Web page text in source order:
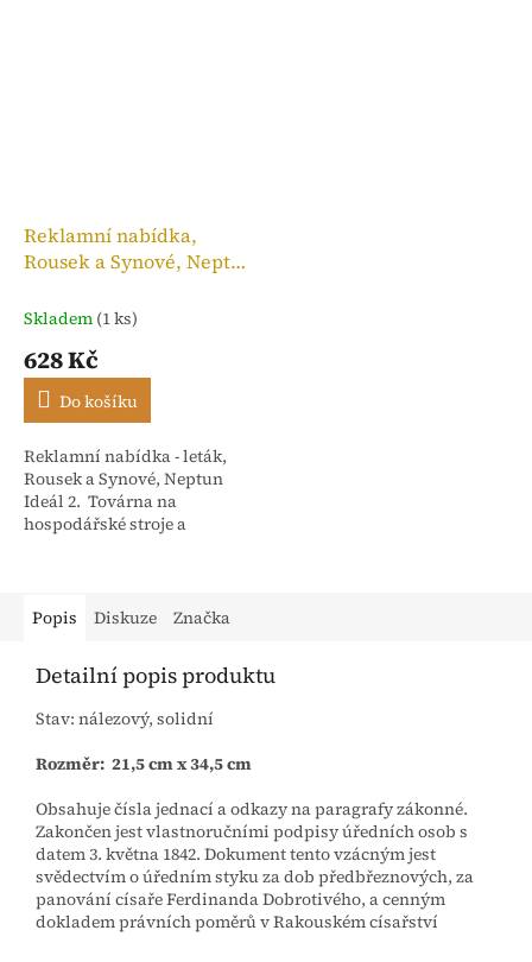
Reklamní nabídka,
Rousek a Synové, Neptun
Skladem (1 ks)
628 Kč
Do košíku
Reklamní nabídka - leták,
Rousek a Synové, Neptun
Ideál 2. Továrna na
hospodářské stroje a
Popis Diskuze Značka
Detailní popis produktu
Stav: nálezový, solidní
Rozměr: 21,5 cm x 34,5 cm
Obsahuje čísla jednací a odkazy na paragrafy zákonné.
Zakončen jest vlastnoručními podpisy úředních osob s
datem 3. května 1842. Dokument tento vzácným jest
svědectvím o úředním styku za dob předbřeznových, za
panování císaře Ferdinanda Dobrotivého, a cenným
dokladem právních poměrů v Rakouském císařství